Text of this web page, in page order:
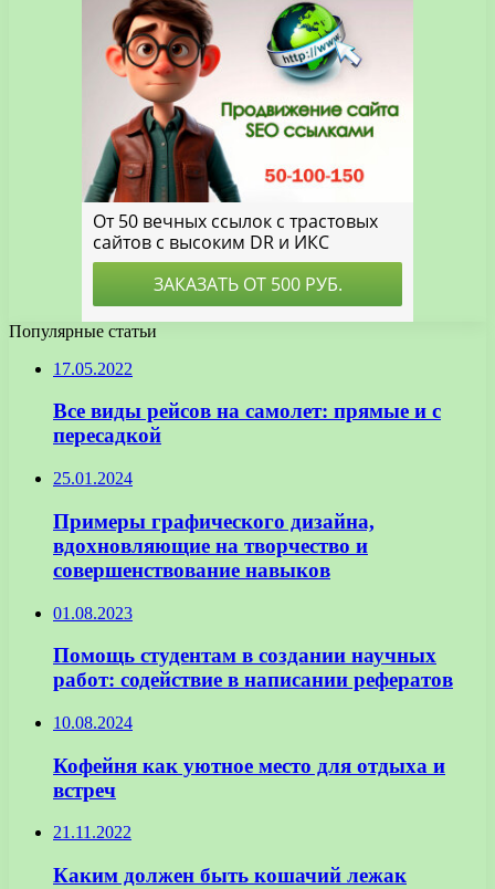
Популярные статьи
17.05.2022
Все виды рейсов на самолет: прямые и с
пересадкой
25.01.2024
Примеры графического дизайна,
вдохновляющие на творчество и
совершенствование навыков
01.08.2023
Помощь студентам в создании научных
работ: содействие в написании рефератов
10.08.2024
Кофейня как уютное место для отдыха и
встреч
21.11.2022
Каким должен быть кошачий лежак